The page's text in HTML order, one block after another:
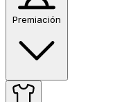
Premiación